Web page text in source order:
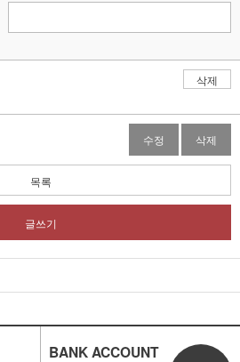
삭제
수정 삭제
목록
글쓰기
BANK ACCOUNT